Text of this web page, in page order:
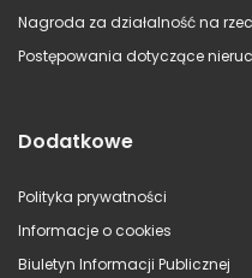
Nagroda za działalność na
Postępowania dotyczące
Dodatkowe
Polityka prywatności
Informacje o cookies
Biuletyn Informacji Publicznej